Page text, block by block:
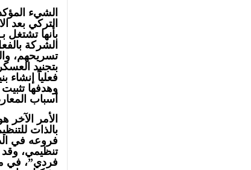
الشيء
بأنها تشتغل
الشركة
بتجنيد
فعلياً إنشاء
وهدفها
أسباب
الأمر
بالذات
فروعه في
تنظيمي،
فردي”، في